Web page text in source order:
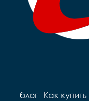
блог Как купить